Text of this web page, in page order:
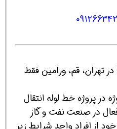
7- استخدام سرپرست HSE در تهران، قم، ورامین فقط
در پروژه خط لوله انتقال
از افراد واجد شرایط زیر